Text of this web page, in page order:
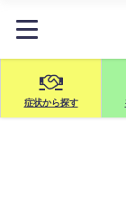
症状から探す